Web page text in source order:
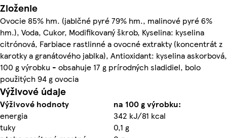
Zloženie
Ovocie 85% hm. (jablčné pyré 79% hm., malinové pyré 6%
hm.), Voda, Cukor, Modifikovaný škrob, Kyselina: kyselina
citrónová, Farbiace rastlinné a ovocné extrakty (koncentrát z
karotky a granátového jablka), Antioxidant: kyselina askorbová,
100 g výrobku - obsahuje 17 g prírodných sladidiel, bolo
použitých 94 g ovocia
Výživové údaje
Výživové hodnoty
na 100 g výrobku:
energia
342 kJ/81 kcal
tuky
0,1 g